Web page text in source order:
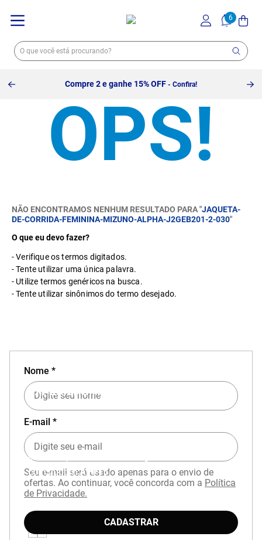
Compre 2 e ganhe 15% OFF - Confira!
NÃO ENCONTRAMOS NENHUM RESULTADO PARA "JAQUETA-
DE-CORRIDA-FEMININA-MIZUNO-ALPHA-J2GEB201-2-030"
O que eu devo fazer?
Verifique os termos digitados.
Tente utilizar uma única palavra.
Utilize termos genéricos na busca.
Tente utilizar sinônimos do termo desejado.
EXPERIÊNCIA MIZUNO NO APP
Baixe o aplicativo Mizuno e garanta
com cupomAPP15.
Nome *
E-mail *
Seu e-mail será usado apenas para o envio de
ofertas. Ao continuar, você concorda com a Política
de Privacidade.
CADASTRAR